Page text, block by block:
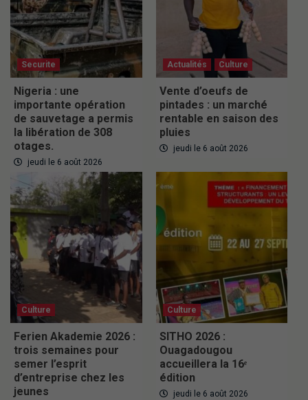
Securite
Nigeria : une
importante opération
de sauvetage a permis
la libération de 308
otages.
jeudi le 6 août 2026
Actualités Culture
Vente d’oeufs de
pintades : un marché
rentable en saison des
pluies
jeudi le 6 août 2026
Culture
Ferien Akademie 2026 :
trois semaines pour
semer l’esprit
d’entreprise chez les
jeunes
Culture
SITHO 2026 :
Ouagadougou
accueillera la 16ᵉ
édition
jeudi le 6 août 2026